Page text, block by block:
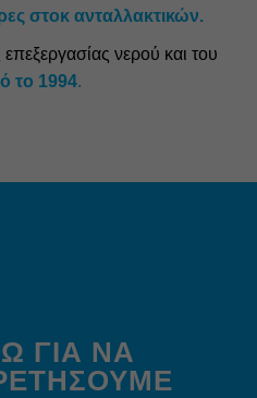
στοκ ανταλλακτικών.
νερού και του
το 1994.
ΓΙΑ ΝΑ